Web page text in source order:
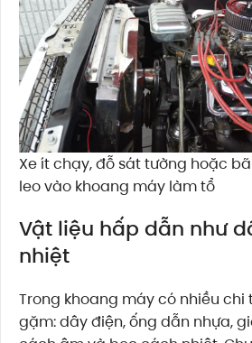
Xe ít chạy, đỗ sát tường hoặc
leo vào khoang máy làm tổ
Vật liệu hấp dẫn như
nhiệt
Trong khoang máy có nhiều
gặm: dây điện, ống dẫn nhựa,